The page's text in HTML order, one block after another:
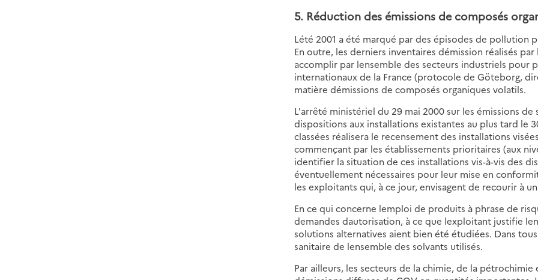
5. Réduction des émissions de composés
Lété 2001 a été marqué par des épisodes de pollution
En outre, les derniers inventaires démission réalisés
accomplir par lensemble des secteurs industriels
internationaux de la France (protocole de Göteborg,
matière démissions de composés organiques volatils.
L'arrêté ministériel du 29 mai 2000 sur les émissions
dispositions aux installations existantes au plus tard le
classées réalisera le recensement des installations
commençant par les établissements prioritaires (aux
identifier la situation de ces installations vis-à-vis des
éventuellement nécessaires pour leur mise en
les exploitants qui, à ce jour, envisagent de recourir à
En ce qui concerne lemploi de produits à phrase de
demandes dautorisation, à ce que lexploitant justifie
solutions alternatives aient bien été étudiées. Dans tous
sanitaire de lensemble des solvants utilisés.
Par ailleurs, les secteurs de la chimie, de la